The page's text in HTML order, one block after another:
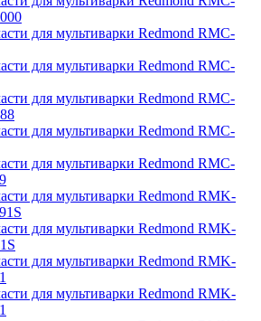
для мультиварки Redmond RMC-
для мультиварки Redmond RMC-
для мультиварки Redmond RMC-
для мультиварки Redmond RMC-
для мультиварки Redmond RMC-
для мультиварки Redmond RMK-
для мультиварки Redmond RMK-
для мультиварки Redmond RMK-
для мультиварки Redmond RMK-